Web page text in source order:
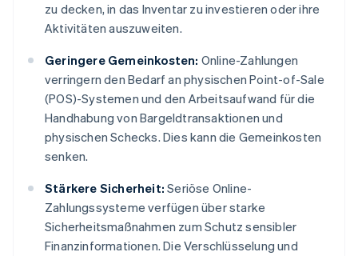
zu decken, in das Inventar zu investieren oder ihre
Aktivitäten auszuweiten.
Geringere Gemeinkosten: Online-Zahlungen
verringern den Bedarf an physischen Point-of-Sale
(POS)-Systemen und den Arbeitsaufwand für die
Handhabung von Bargeldtransaktionen und
physischen Schecks. Dies kann die Gemeinkosten
senken.
Stärkere Sicherheit: Seriöse Online-
Zahlungssysteme verfügen über starke
Sicherheitsmaßnahmen zum Schutz sensibler
Finanzinformationen. Die Verschlüsselung und